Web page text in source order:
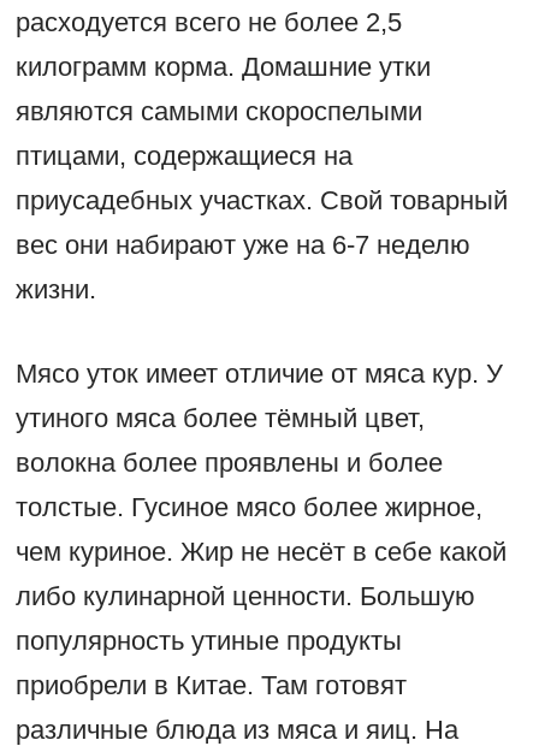
расходуется всего не более 2,5
килограмм корма. Домашние утки
являются самыми скороспелыми
птицами, содержащиеся на
приусадебных участках. Свой товарный
вес они набирают уже на 6-7 неделю
жизни.
Мясо уток имеет отличие от мяса кур. У
утиного мяса более тёмный цвет,
волокна более проявлены и более
толстые. Гусиное мясо более жирное,
чем куриное. Жир не несёт в себе какой
либо кулинарной ценности. Большую
популярность утиные продукты
приобрели в Китае. Там готовят
различные блюда из мяса и яиц. На